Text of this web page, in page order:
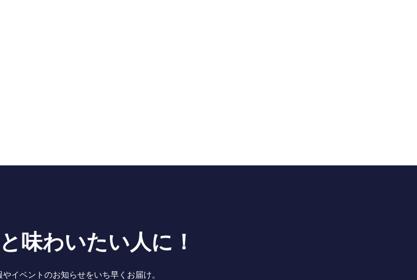
味わいたい人に！
イベントのお知らせをいち早くお届け。